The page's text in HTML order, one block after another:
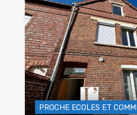
PROCHE ECOLES ET